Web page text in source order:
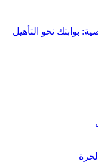
بوابتك نحو التأهيل